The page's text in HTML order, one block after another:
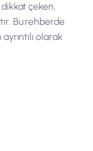
çeken,
Bu rehberde
olarak